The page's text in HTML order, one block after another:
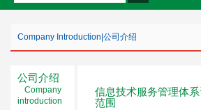
Company Introduction 公司介绍
公司介绍
Company
introduction
信息技术服务管理体
范围